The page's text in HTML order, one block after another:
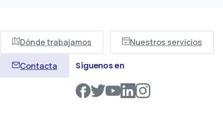
Dónde trabajamos Nuestros servicios
Contacta Síguenos en